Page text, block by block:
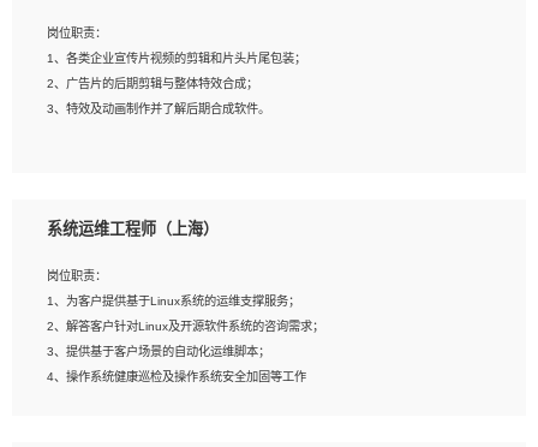
3、想象力丰富, 有一定的艺术审美深度；
4、有良好的场景特效搭建功底；
5、熟悉 3Ds Max 或者 Maya；
6、有良好的沟通能力和团队合作意识；
岗位职责：
1、各类企业宣传片视频的剪辑和片头片尾包装；
2、广告片的后期剪辑与整体特效合成；
3、特效及动画制作并了解后期合成软件。
2、熟练使用After Effect、Photo Shop、熟练掌握视频剪辑和特效包装软件；
4、在剪辑上会思考，有一定编导思维；
5、踏实， 勤奋，愿意在工作中不断学习，提高自我；
6、能与同事友好相处。
系统运维工程师（上海）
岗位职责：
1、为客户提供基于Linux系统的运维支撑服务；
2、解答客户针对Linux及开源软件系统的咨询需求；
3、提供基于客户场景的自动化运维脚本；
4、操作系统健康巡检及操作系统安全加固等工作